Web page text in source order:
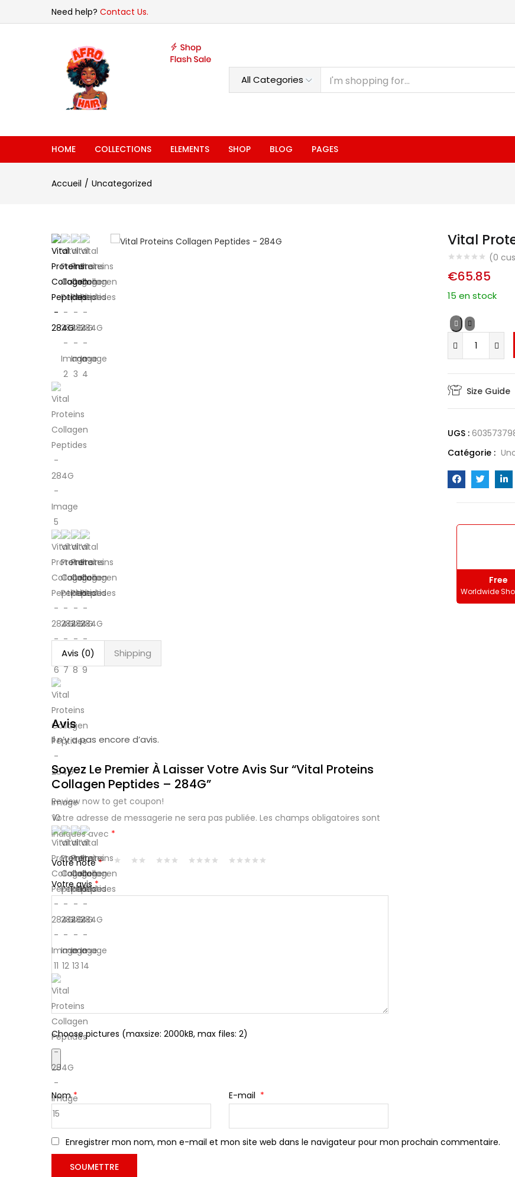
Need help? Contact Us.
HOME COLLECTIONS ELEMENTS SHOP BLOG PAGES
Accueil Uncategorized
Vital
(0
€65.85
15 en stock
Size Guide
UGS :
Catégorie :
Free
Worldwide
Avis (0) Shipping
Avis
Il n’y a pas encore d’avis.
Soyez Le Premier À Laisser Votre Avis Sur “Vital Proteins
Collagen Peptides – 284G”
Review now to get coupon!
Votre adresse de messagerie ne sera pas publiée. Les champs obligatoires sont
indiqués avec *
Votre note*
Votre avis *
Choose pictures (maxsize: 2000kB, max files: 2)
Nom* E-mail *
Enregistrer mon nom, mon e-mail et mon site web dans le navigateur pour mon prochain commentaire.